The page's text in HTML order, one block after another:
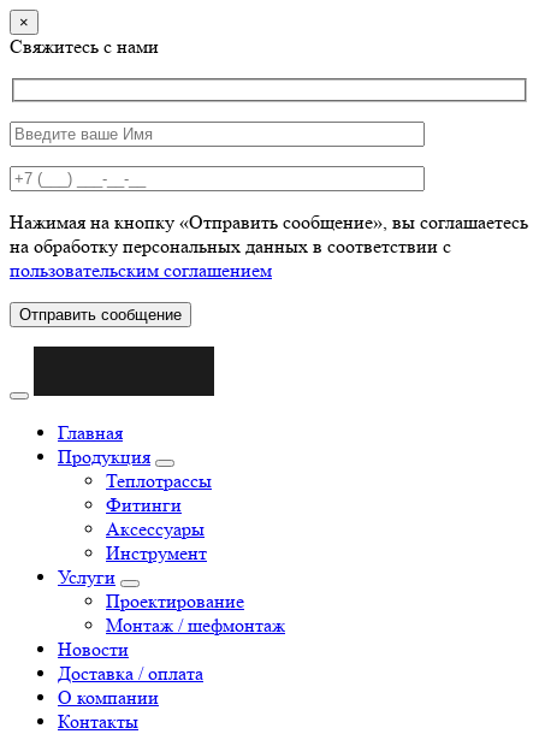
×
Свяжитесь с нами
Нажимая на кнопку «Отправить сообщение», вы соглашаетесь
на обработку персональных данных в соответствии с
пользовательским соглашением
Отправить сообщение
Главная
Продукция
Теплотрассы
Фитинги
Аксессуары
Инструмент
Услуги
Проектирование
Монтаж / шефмонтаж
Новости
Доставка / оплата
О компании
Контакты